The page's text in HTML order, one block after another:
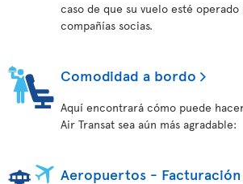
caso de que su vuelo esté
compañías socias.
Comodidad a bordo
Aquí encontrará cómo puede
Air Transat sea aún más agradable:
Aeropuertos - Facturación